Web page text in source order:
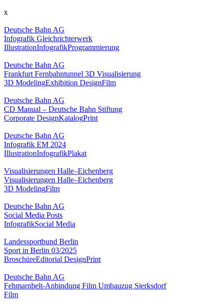
x
Deutsche Bahn AG
Infografik Gleichrichterwerk
IllustrationInfografikProgrammierung
Deutsche Bahn AG
Frankfurt Fernbahntunnel 3D Visualisierung
3D ModelingExhibition DesignFilm
Deutsche Bahn AG
CD Manual – Deutsche Bahn Stiftung
Corporate DesignKatalogPrint
Deutsche Bahn AG
Infografik EM 2024
IllustrationInfografikPlakat
Visualisierungen Halle–Eichenberg
Visualisierungen Halle–Eichenberg
3D ModelingFilm
Deutsche Bahn AG
Social Media Posts
InfografikSocial Media
Landessportbund Berlin
Sport in Berlin 03/2025
BroschüreEditorial DesignPrint
Deutsche Bahn AG
Fehmarnbelt-Anbindung Film Umbauzug Sierksdorf
Film